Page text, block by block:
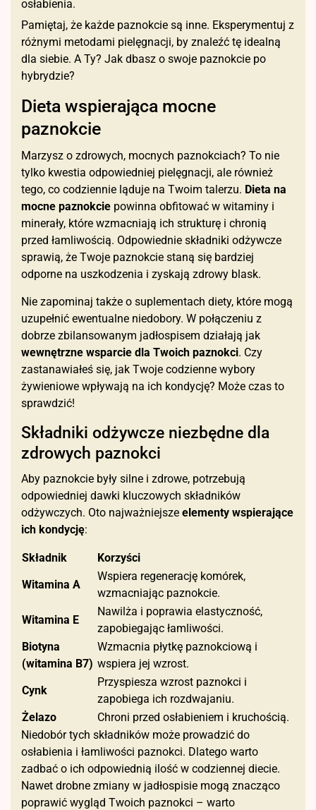
osłabienia.
Pamiętaj, że każde paznokcie są inne. Eksperymentuj z
różnymi metodami pielęgnacji, by znaleźć tę idealną
dla siebie. A Ty? Jak dbasz o swoje paznokcie po
hybrydzie?
Dieta wspierająca mocne
paznokcie
Marzysz o zdrowych, mocnych paznokciach? To nie
tylko kwestia odpowiedniej pielęgnacji, ale również
tego, co codziennie ląduje na Twoim talerzu. Dieta na
mocne paznokcie powinna obfitować w witaminy i
minerały, które wzmacniają ich strukturę i chronią
przed łamliwością. Odpowiednie składniki odżywcze
sprawią, że Twoje paznokcie staną się bardziej
odporne na uszkodzenia i zyskają zdrowy blask.
Nie zapominaj także o suplementach diety, które mogą
uzupełnić ewentualne niedobory. W połączeniu z
dobrze zbilansowanym jadłospisem działają jak
wewnętrzne wsparcie dla Twoich paznokci. Czy
zastanawiałeś się, jak Twoje codzienne wybory
żywieniowe wpływają na ich kondycję? Może czas to
sprawdzić!
Składniki odżywcze niezbędne dla
zdrowych paznokci
Aby paznokcie były silne i zdrowe, potrzebują
odpowiedniej dawki kluczowych składników
odżywczych. Oto najważniejsze elementy wspierające
ich kondycję:
Składnik
Korzyści
Witamina A
Wspiera regenerację komórek,
wzmacniając paznokcie.
Witamina E
Nawilża i poprawia elastyczność,
zapobiegając łamliwości.
Biotyna
(witamina B7)
Wzmacnia płytkę paznokciową i
wspiera jej wzrost.
Cynk
Przyspiesza wzrost paznokci i
zapobiega ich rozdwajaniu.
Żelazo
Chroni przed osłabieniem i kruchością.
Niedobór tych składników może prowadzić do
osłabienia i łamliwości paznokci. Dlatego warto
zadbać o ich odpowiednią ilość w codziennej diecie.
Nawet drobne zmiany w jadłospisie mogą znacząco
poprawić wygląd Twoich paznokci – warto